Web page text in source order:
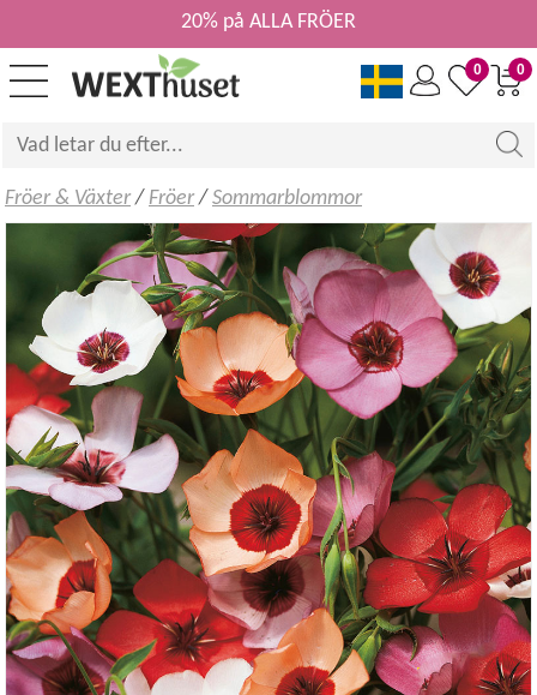
0
0
20% på ALLA FRÖER
Fröer & Växter/ Fröer/ Sommarblommor